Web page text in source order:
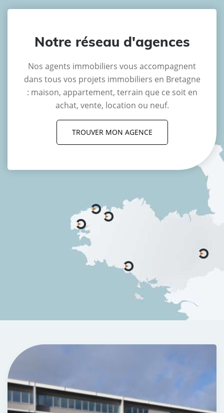
Notre réseau d'agences
Nos agents immobiliers vous accompagnent
dans tous vos projets immobiliers en Bretagne
: maison, appartement, terrain que ce soit en
achat, vente, location ou neuf.
TROUVER MON AGENCE